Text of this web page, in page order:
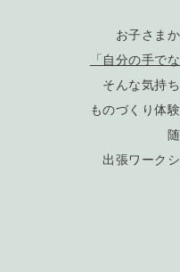
お子さま
「自分の手で
そんな気持
ものづくり体
出張ワーク